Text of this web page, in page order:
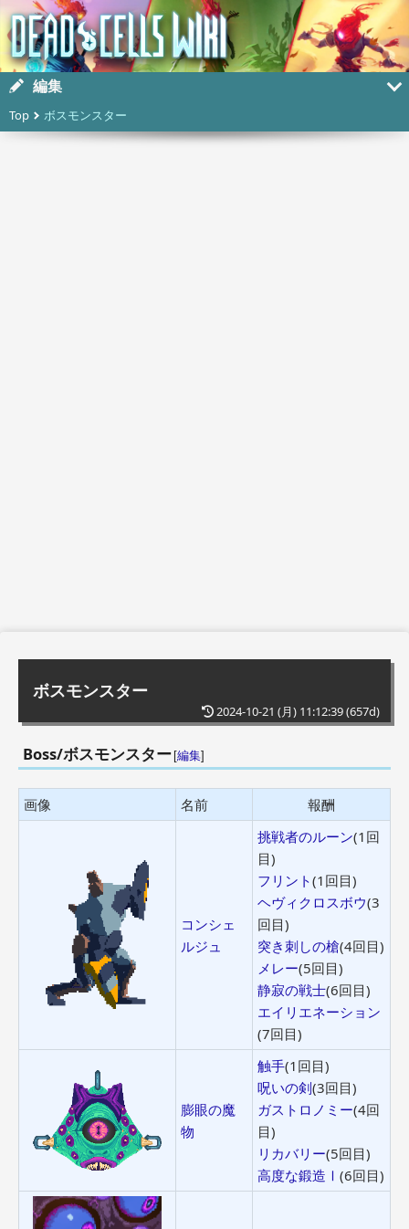
編集
Top ボスモンスター
ボスモンスター
2024-10-21 (月) 11:12:39(657d)
Boss/ボスモンスター [編集]
画像 名前 報酬
コンシェ
ルジュ
挑戦者のルーン(1回
目)
フリント(1回目)
ヘヴィクロスボウ(3
回目)
突き刺しの槍(4回目)
メレー(5回目)
静寂の戦士(6回目)
エイリエネーション
(7回目)
膨眼の魔
物
触手(1回目)
呪いの剣(3回目)
ガストロノミー(4回
目)
リカバリー(5回目)
高度な鍛造Ⅰ (6回目)